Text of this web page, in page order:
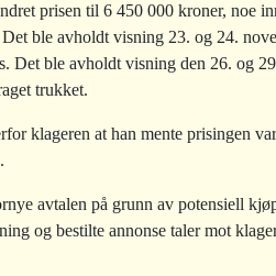
prisen til 6 450 000 kroner, noe
ble avholdt visning 23. og 24.
Det ble avholdt visning den 26. og
trukket.
klageren at han mente prisingen
avtalen på grunn av potensiell
og bestilte annonse taler mot